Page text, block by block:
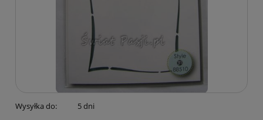
Wysyłka do: 5 dni